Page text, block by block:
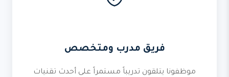
فريق مدرب ومتخصص
موظفونا يتلقون تدريباً مستمراً على أحدث تقنيات